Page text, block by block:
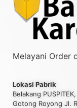
Melayani Order
Lokasi Pabrik
Belakang
Gotong Royong Jl.